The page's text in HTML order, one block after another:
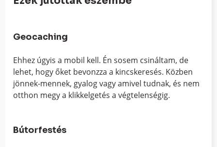
Geocaching
Ehhez úgyis a mobil kell. Én sosem csináltam, de
lehet, hogy őket bevonzza a kincskeresés. Közben
jönnek-mennek, gyalog vagy amivel tudnak, és nem
otthon megy a klikkelgetés a végtelenségig.
Bútorfestés